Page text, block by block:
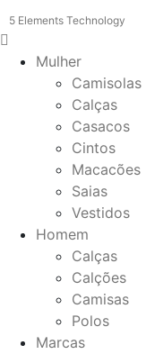
5 Elements Technology
Mulher
Camisolas
Calças
Casacos
Cintos
Macacões
Saias
Vestidos
Homem
Calças
Calções
Camisas
Polos
Marcas